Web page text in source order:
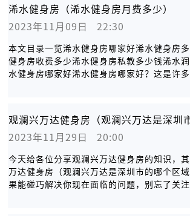
浠水健身房（浠水健身房月费多少）
2023年11月09日   22:30
本文目录一览浠水健身房哪家好浠水健身房
健身房收费多少浠水健身房私教多少钱浠水
水健身房哪家好浠水健身房哪家好？这是许
观澜兴万达健身房（观澜兴万达是深圳
2023年11月29日   20:00
今天给各位分享观澜兴万达健身房的知识，
万达健身房（观澜兴万达是深圳市的哪个区
果能碰巧解决你现在面临的问题，别忘了关